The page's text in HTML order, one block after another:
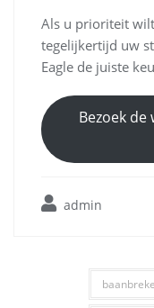
Als u prioriteit
tegelijkertijd uw
Eagle de juiste
Bezoek de
admin